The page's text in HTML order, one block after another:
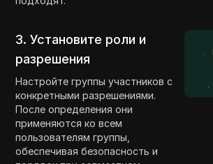
3. Установите роли и
разрешения
Настройте группы участников с
конкретными разрешениями.
После определения они
применяются ко всем
пользователям группы,
обеспечивая безопасность и